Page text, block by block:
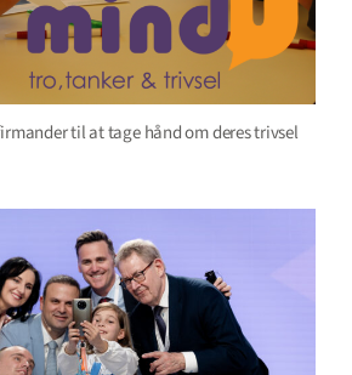
til at tage hånd om deres trivsel